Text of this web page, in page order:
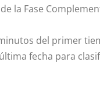
la Fase
del primer
fecha para